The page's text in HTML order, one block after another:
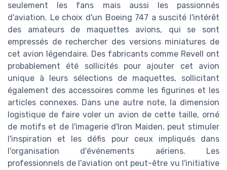
seulement les fans mais aussi les passionnés
d'aviation. Le choix d'un Boeing 747 a suscité l'intérêt
des amateurs de maquettes avions, qui se sont
empressés de rechercher des versions miniatures de
cet avion légendaire. Des fabricants comme Revell ont
probablement été sollicités pour ajouter cet avion
unique à leurs sélections de maquettes, sollicitant
également des accessoires comme les figurines et les
articles connexes. Dans une autre note, la dimension
logistique de faire voler un avion de cette taille, orné
de motifs et de l'imagerie d'Iron Maiden, peut stimuler
l'inspiration et les défis pour ceux impliqués dans
l'organisation d'événements aériens. Les
professionnels de l'aviation ont peut-être vu l'initiative